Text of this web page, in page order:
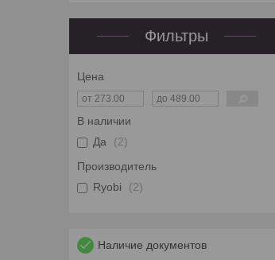
Фильтры
Цена
В наличии
Да
2
Производитель
Ryobi
2
Наличие документов